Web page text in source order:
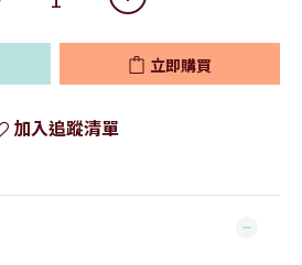
立即購買
加入追蹤清單